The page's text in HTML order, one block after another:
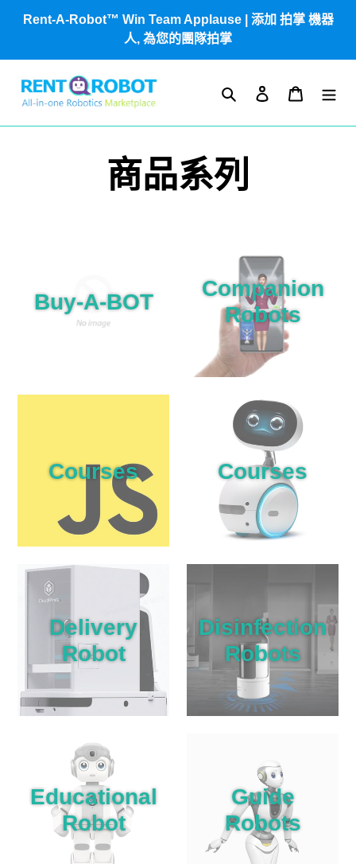
內
Rent-A-Robot™ Win Team Applause | 添加 拍掌 機器
人, 為您的團隊拍掌
搜尋 登入 購物車
商品系列
Buy-A-BOT
Companion
Robots
Courses Courses
Delivery
Robot
Disinfection
Robots
Educational
Robot
Guide
Robots